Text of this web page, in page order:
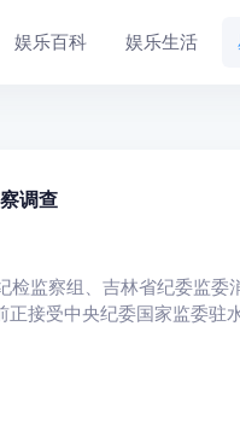
娱乐百科 娱乐生活
调查
察组、吉林省纪委监委
接受中央纪委国家监委驻